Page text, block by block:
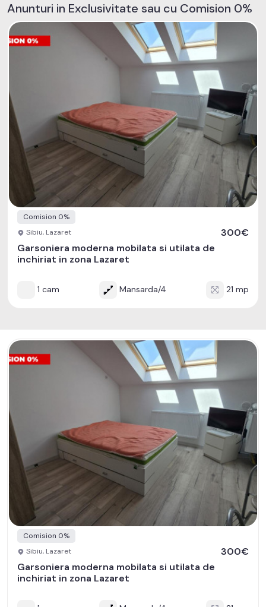
Anunturi in Exclusivitate sau cu Comision 0%
Comision 0%
Sibiu, Lazaret
300€
Garsoniera moderna mobilata si utilata de
inchiriat in zona Lazaret
1 cam Mansarda/4 21 mp
Comision 0%
Sibiu, Lazaret
300€
Garsoniera moderna mobilata si utilata de
inchiriat in zona Lazaret